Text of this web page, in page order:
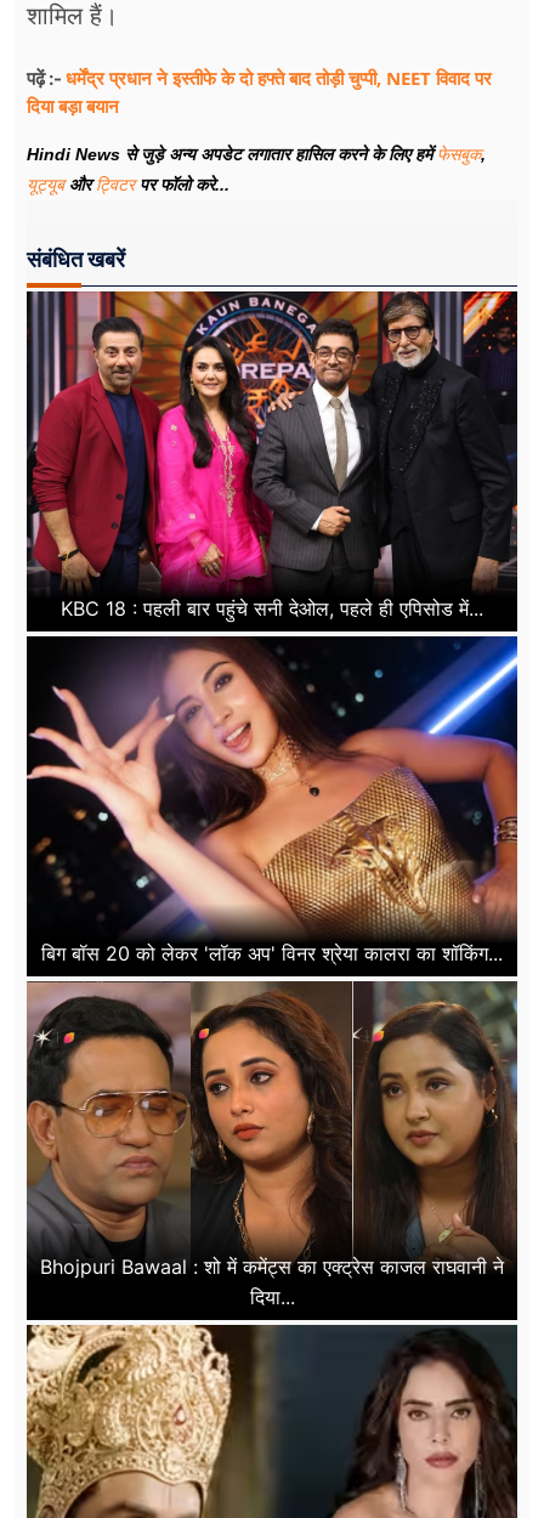
शामिल हैं।
पढ़ें :- धर्मेंद्र प्रधान ने इस्तीफे के दो हफ्ते बाद तोड़ी चुप्पी, NEET विवाद पर
दिया बड़ा बयान
Hindi News से जुड़े अन्य अपडेट लगातार हासिल करने के लिए हमेंफेसबुक,
यूट्यूबऔरट्विटरपर फॉलो करे...
संबंधित खबरें
KBC 18 : पहली बार पहुंचे सनी देओल, पहले ही एपिसोड में...
बिग बॉस 20 को लेकर 'लॉक अप' विनर श्रेया कालरा का शॉकिंग...
Bhojpuri Bawaal : शो में कमेंट्स का एक्ट्रेस काजल राघवानी ने
दिया...